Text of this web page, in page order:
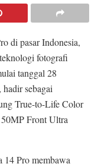
di pasar Indonesia,
fotografi
tanggal 28
sebagai
True-to-Life Color
Front Ultra
Pro membawa